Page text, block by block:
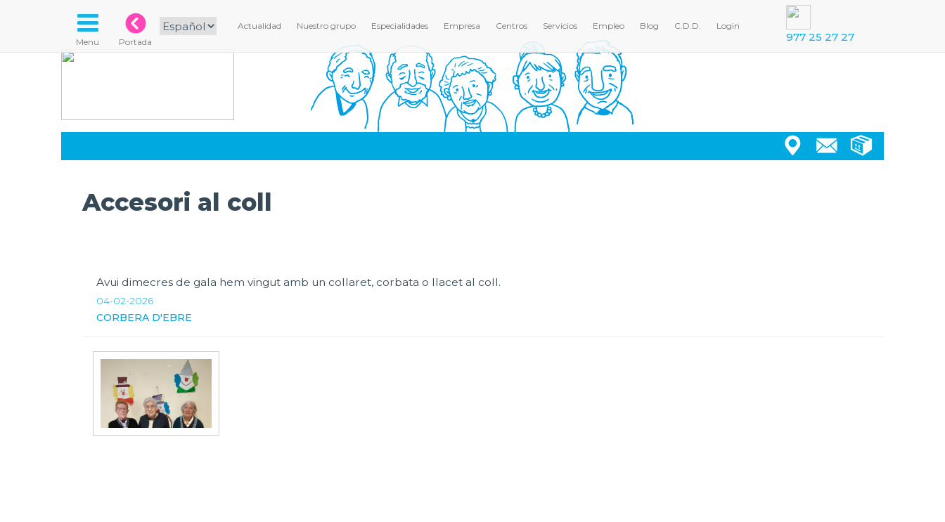
Actualidad Nuestro grupo Especialidades Empresa Centros Servicios Empleo Blog C.D.D. Login
977 25 27 27
Menu Portada
Accesori al coll
Avui dimecres de gala hem vingut amb un collaret, corbata o llacet al coll.
04-02-2026
CORBERA D'EBRE